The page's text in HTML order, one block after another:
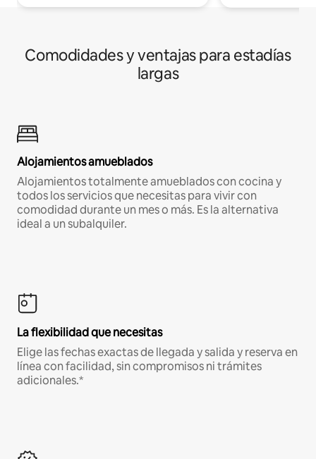
Comodidades y ventajas para estadías
largas
Alojamientos amueblados
Alojamientos totalmente amueblados con cocina y
todos los servicios que necesitas para vivir con
comodidad durante un mes o más. Es la alternativa
ideal a un subalquiler.
La flexibilidad que necesitas
Elige las fechas exactas de llegada y salida y reserva en
línea con facilidad, sin compromisos ni trámites
adicionales.*